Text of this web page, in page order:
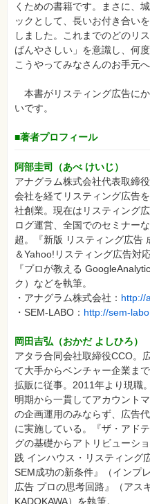
くための書籍です。まさに、
ックとして、長いお付き合い
しました。これまでのどのリ
ばんやさしい」を意識し、何
こうやってみなさんのお手元
本書がリスティング広告に
いです。
■著者プロフィール
阿部圭司（あべ けいじ）
アナグラム株式会社代表取締
会社を経てリスティング広告
社創業。現在はリスティング
ログ運営、全国でのセミナー
超。『新版 リスティング広告
＆Yahoo!リスティング広告対
『プロが教える
ク）などを執筆。
・アナグラム株式会社： http://
・SEM-LABO： http://sem-
岡田吉弘（おかだ よしひろ）
アタラ合同会社取締役CCO。
て大手からベンチャー企業ま
拡販に従事。2011年より現職
明期から一貫してアカウント
の企画運用のみならず、広告
に実施している。『ザ・アド
グの基礎からアトリビューシ
践 インハウス・リスティング
SEM成功の新条件』（インプ
広告 プロの思考回路』（アス
KADOKAWA）を執筆。